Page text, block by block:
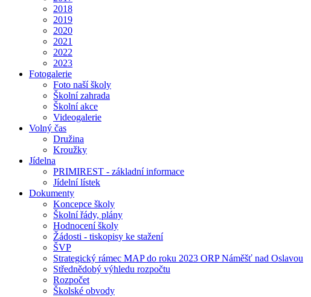
2018
2019
2020
2021
2022
2023
Fotogalerie
Foto naší školy
Školní zahrada
Školní akce
Videogalerie
Volný čas
Družina
Kroužky
Jídelna
PRIMIREST - základní informace
Jídelní lístek
Dokumenty
Koncepce školy
Školní řády, plány
Hodnocení školy
Žádosti - tiskopisy ke stažení
ŠVP
Strategický rámec MAP do roku 2023 ORP Náměšť nad Oslavou
Střednědobý výhledu rozpočtu
Rozpočet
Školské obvody